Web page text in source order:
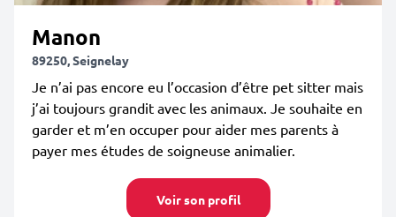
Manon
89250, Seignelay
Je n’ai pas encore eu l’occasion d’être pet sitter mais
j’ai toujours grandit avec les animaux. Je souhaite en
garder et m’en occuper pour aider mes parents à
payer mes études de soigneuse animalier.
Voir son profil